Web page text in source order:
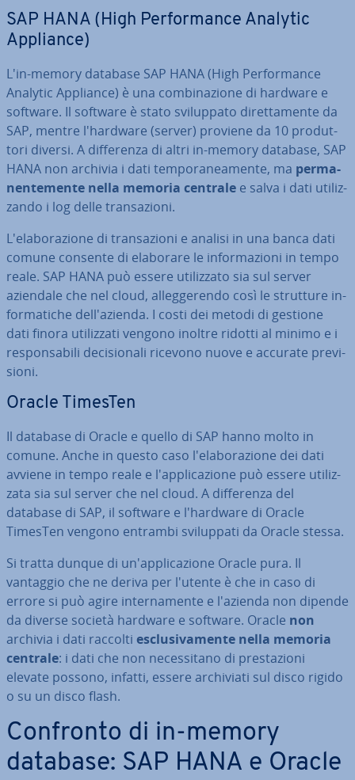
SAP HANA (High Per­for­man­ce Analytic
Appliance)
L'in-memory database SAP HANA (High Per­for­man­ce
Analytic Appliance) è una com­bi­na­zio­ne di hardware e
software. Il software è stato svi­lup­pa­to di­ret­ta­men­te da
SAP, mentre l'hard­ware (server) proviene da 10 pro­dut­
to­ri diversi. A dif­fe­ren­za di altri in-memory database, SAP
HANA non archivia i dati tem­po­ra­nea­men­te, ma per­ma­
nen­te­men­te nella memoria centrale e salva i dati uti­liz­
zan­do i log delle tran­sa­zio­ni.
L'e­la­bo­ra­zio­ne di tran­sa­zio­ni e analisi in una banca dati
comune consente di elaborare le in­for­ma­zio­ni in tempo
reale. SAP HANA può essere uti­liz­za­to sia sul server
aziendale che nel cloud, al­leg­ge­ren­do così le strutture in­
for­ma­ti­che del­l'a­zien­da. I costi dei metodi di gestione
dati finora uti­liz­za­ti vengono inoltre ridotti al minimo e i
re­spon­sa­bi­li de­ci­sio­na­li ricevono nuove e accurate pre­vi­
sio­ni.
Oracle TimesTen
Il database di Oracle e quello di SAP hanno molto in
comune. Anche in questo caso l'e­la­bo­ra­zio­ne dei dati
avviene in tempo reale e l'ap­pli­ca­zio­ne può essere uti­liz­
za­ta sia sul server che nel cloud. A dif­fe­ren­za del
database di SAP, il software e l'hard­ware di Oracle
TimesTen vengono entrambi svi­lup­pa­ti da Oracle stessa.
Si tratta dunque di un'ap­pli­ca­zio­ne Oracle pura. Il
vantaggio che ne deriva per l'utente è che in caso di
errore si può agire in­ter­na­men­te e l'azienda non dipende
da diverse società hardware e software. Oracle non
archivia i dati raccolti esclu­si­va­men­te nella memoria
centrale: i dati che non ne­ces­si­ta­no di pre­sta­zio­ni
elevate possono, infatti, essere ar­chi­via­ti sul disco rigido
o su un disco flash.
Confronto di in-memory
database: SAP HANA e Oracle